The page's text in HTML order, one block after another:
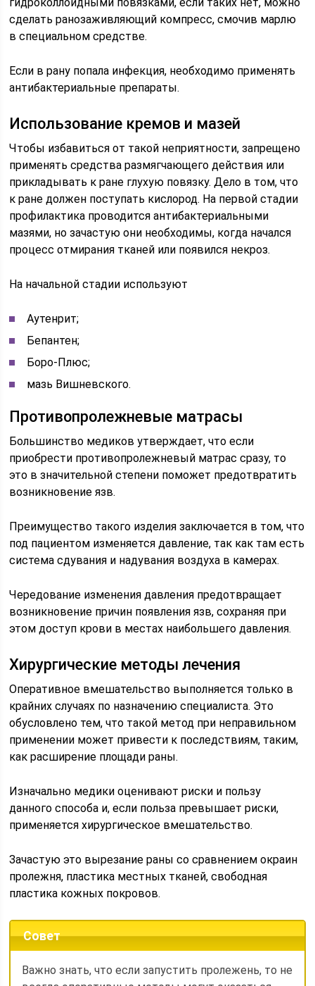
сделать ранозаживляющий компресс, смочив марлю
в специальном средстве.
Если в рану попала инфекция, необходимо применять
антибактериальные препараты.
Использование кремов и мазей
Чтобы избавиться от такой неприятности, запрещено
применять средства размягчающего действия или
прикладывать к ране глухую повязку. Дело в том, что
к ране должен поступать кислород. На первой стадии
профилактика проводится антибактериальными
мазями, но зачастую они необходимы, когда начался
процесс отмирания тканей или появился некроз.
На начальной стадии используют
Аутенрит;
Бепантен;
Боро-Плюс;
мазь Вишневского.
Противопролежневые матрасы
Большинство медиков утверждает, что если
приобрести противопролежневый матрас сразу, то
это в значительной степени поможет предотвратить
возникновение язв.
Преимущество такого изделия заключается в том, что
под пациентом изменяется давление, так как там есть
система сдувания и надувания воздуха в камерах.
Чередование изменения давления предотвращает
возникновение причин появления язв, сохраняя при
этом доступ крови в местах наибольшего давления.
Хирургические методы лечения
Оперативное вмешательство выполняется только в
крайних случаях по назначению специалиста. Это
обусловлено тем, что такой метод при неправильном
применении может привести к последствиям, таким,
как расширение площади раны.
Изначально медики оценивают риски и пользу
данного способа и, если польза превышает риски,
применяется хирургическое вмешательство.
Зачастую это вырезание раны со сравнением окраин
пролежня, пластика местных тканей, свободная
пластика кожных покровов.
Совет
Важно знать, что если запустить пролежень, то не